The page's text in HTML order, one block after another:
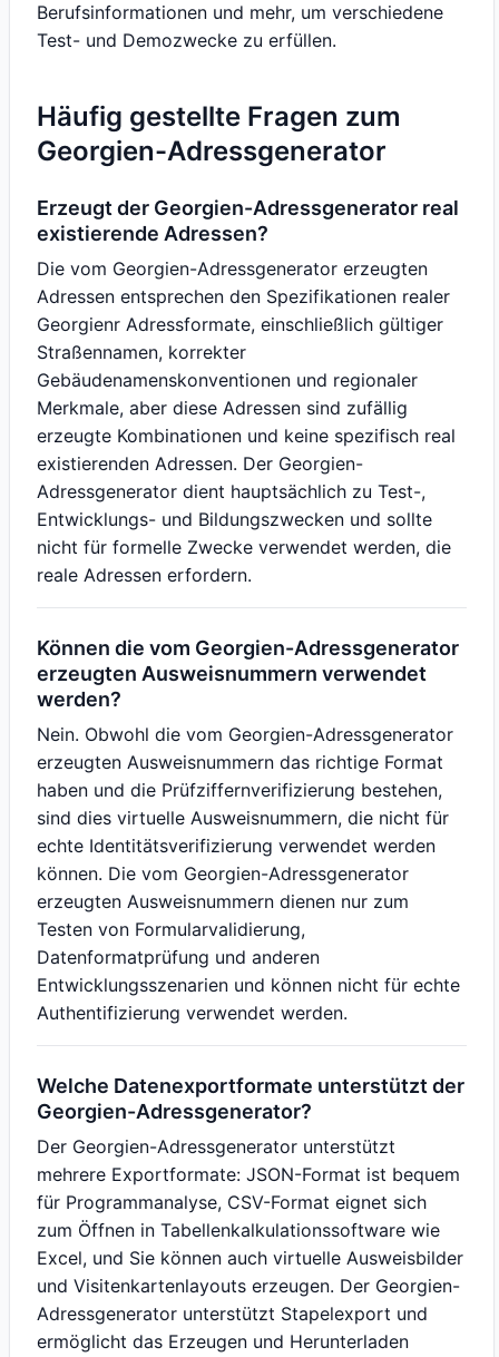
Berufsinformationen und mehr, um verschiedene
Test- und Demozwecke zu erfüllen.
Häufig gestellte Fragen zum
Georgien-Adressgenerator
Erzeugt der Georgien-Adressgenerator real
existierende Adressen?
Die vom Georgien-Adressgenerator erzeugten
Adressen entsprechen den Spezifikationen realer
Georgienr Adressformate, einschließlich gültiger
Straßennamen, korrekter
Gebäudenamenskonventionen und regionaler
Merkmale, aber diese Adressen sind zufällig
erzeugte Kombinationen und keine spezifisch real
existierenden Adressen. Der Georgien-
Adressgenerator dient hauptsächlich zu Test-,
Entwicklungs- und Bildungszwecken und sollte
nicht für formelle Zwecke verwendet werden, die
reale Adressen erfordern.
Können die vom Georgien-Adressgenerator
erzeugten Ausweisnummern verwendet
werden?
Nein. Obwohl die vom Georgien-Adressgenerator
erzeugten Ausweisnummern das richtige Format
haben und die Prüfziffernverifizierung bestehen,
sind dies virtuelle Ausweisnummern, die nicht für
echte Identitätsverifizierung verwendet werden
können. Die vom Georgien-Adressgenerator
erzeugten Ausweisnummern dienen nur zum
Testen von Formularvalidierung,
Datenformatprüfung und anderen
Entwicklungsszenarien und können nicht für echte
Authentifizierung verwendet werden.
Welche Datenexportformate unterstützt der
Georgien-Adressgenerator?
Der Georgien-Adressgenerator unterstützt
mehrere Exportformate: JSON-Format ist bequem
für Programmanalyse, CSV-Format eignet sich
zum Öffnen in Tabellenkalkulationssoftware wie
Excel, und Sie können auch virtuelle Ausweisbilder
und Visitenkartenlayouts erzeugen. Der Georgien-
Adressgenerator unterstützt Stapelexport und
ermöglicht das Erzeugen und Herunterladen